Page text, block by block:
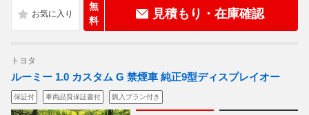
無
料
見積もり・在庫確認
トヨタ
ルーミー 1.0 カスタム G 禁煙車 純正9型ディスプレイオー
保証付 車両品質保証書付 購入プラン付き